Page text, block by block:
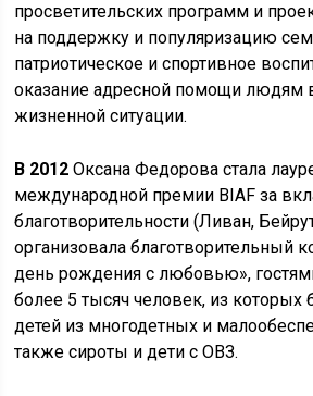
просветительских программ и
на поддержку и популяризацию
патриотическое и спортивное
оказание адресной помощи людям
жизненной ситуации.
В 2012 Оксана Федорова стала
международной премии BIAF за
благотворительности (Ливан,
организовала благотворительный
день рождения с любовью»,
более 5 тысяч человек, из которых
детей из многодетных и
также сироты и дети с ОВЗ.